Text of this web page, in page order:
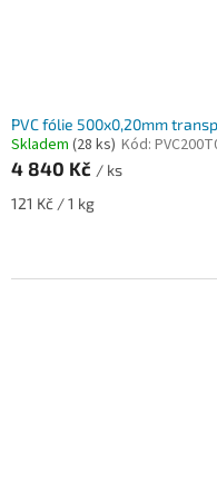
PVC fólie 500x0,20mm
Skladem (28 ks) Kód:
4 840 Kč / ks
Měrná
121 Kč / 1 kg